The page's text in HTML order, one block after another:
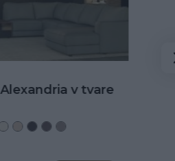
Alexandria